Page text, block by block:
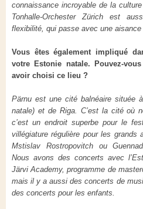
connaissance incroyable de la
Tonhalle-Orchester Zürichest aussi
flexibilité, qui passe avec une
Vous êtes également impliqué
votre Estonie natale. Pouvez-
avoir choisi ce lieu ?
Pärnu est une cité balnéaire située
natale) et de Riga. C’est la cité où
c’est un endroit superbe pour le
villégiature régulière pour les grands
Mstislav Rostropovitch ou
Nous avons des concerts avec
Järvi Academy, programme de
mais il y a aussi des concerts de
des concerts pour les enfants.